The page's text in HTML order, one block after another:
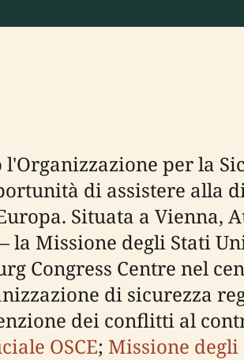
per la
di assistere alla
Situata a Vienna,
Missione degli Stati
Congress Centre nel
di sicurezza
dei conflitti al
OSCE; Missione degli